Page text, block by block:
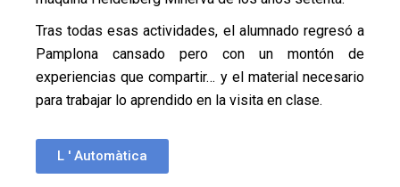
Tras todas esas actividades, el alumnado regresó a
Pamplona cansado pero con un montón de
experiencias que compartir… y el material necesario
para trabajar lo aprendido en la visita en clase.
L ' Automàtica